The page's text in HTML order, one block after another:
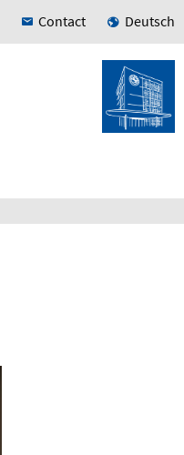
Contact Deutsch